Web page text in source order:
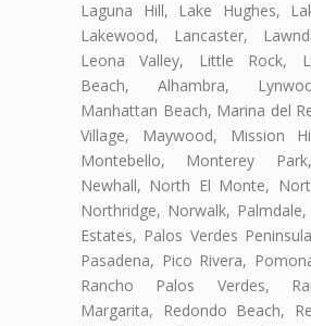
Laguna Hill, Lake Hughes,
Lakewood, Lancaster,
Leona Valley, Little Rock,
Beach, Alhambra,
Manhattan Beach, Marina del
Village, Maywood, Mission
Montebello, Monterey
Newhall, North El Monte,
Northridge, Norwalk, Palmdale,
Estates, Palos Verdes
Pasadena, Pico Rivera,
Rancho Palos Verdes,
Margarita, Redondo Beach,